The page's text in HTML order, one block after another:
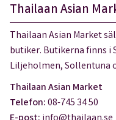
Thailaan Asian
Thailaan Asian Market
butiker. Butikerna finns i
Liljeholmen, Sollentuna
Thailaan Asian Market
Telefon:08-745 34 50